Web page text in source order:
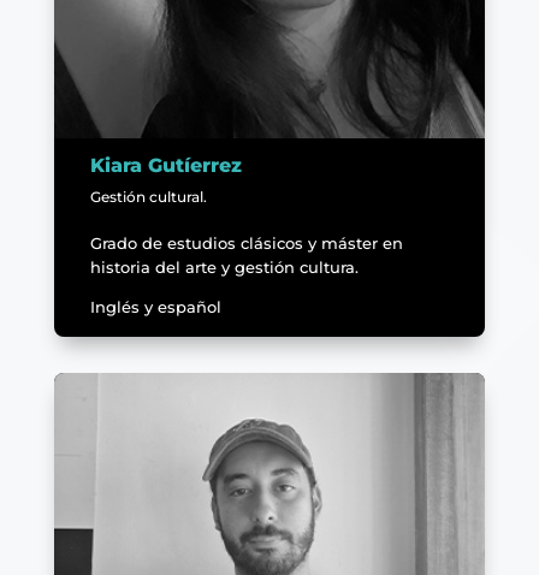
Kiara Gutíerrez
Gestión cultural.
Grado de estudios clásicos y máster en
historia del arte y gestión cultura.
Inglés y español